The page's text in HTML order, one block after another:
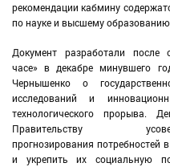
рекомендации кабмину
по науке и высшему
Документ разработали после
часе» в декабре минувшего
Чернышенко о
исследований и
технологического прорыва.
Правительству
прогнозирования потребностей
и укрепить их социальную